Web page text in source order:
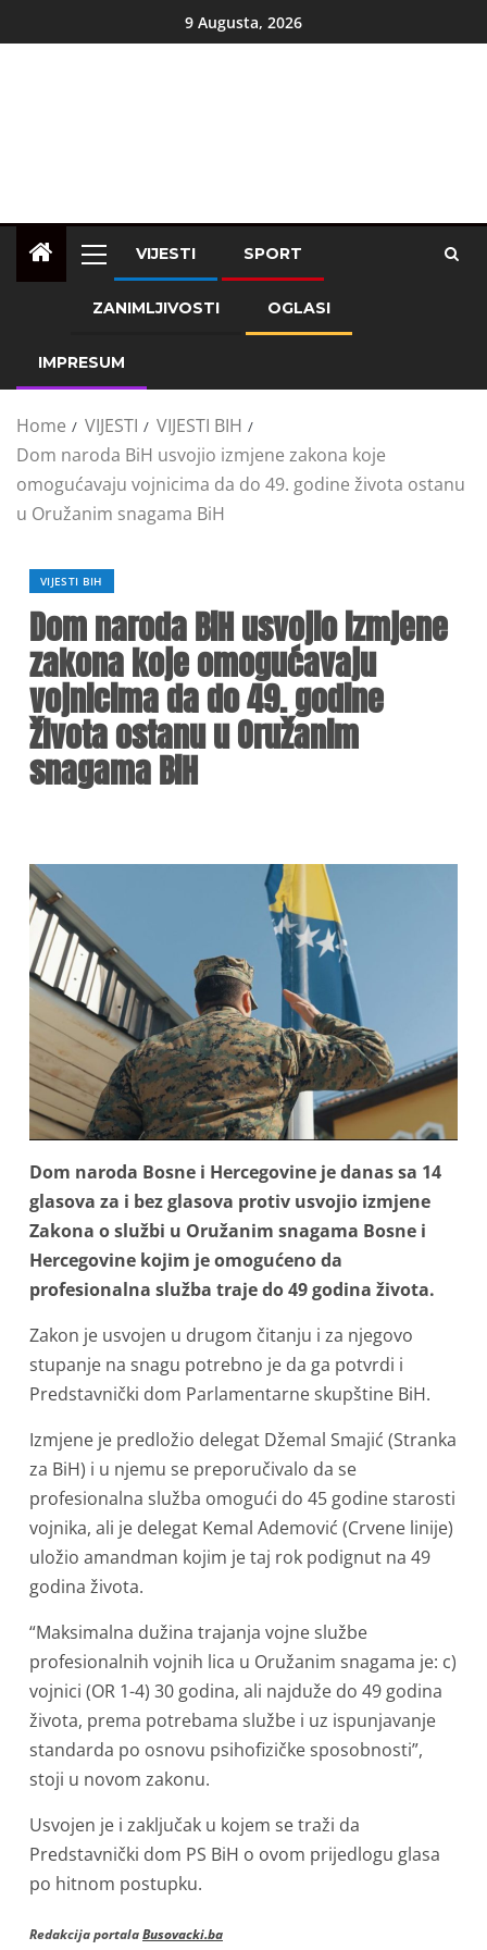
9 Augusta, 2026
VIJESTI SPORT
ZANIMLJIVOSTI OGLASI
IMPRESUM
Home VIJESTI
VIJESTI BIH
Dom naroda BiH usvojio izmjene zakona koje
omogućavaju vojnicima da do 49. godine života ostanu
u Oružanim snagama BiH
VIJESTI BIH
Dom naroda BiH usvojio izmjene
zakona koje omogućavaju
vojnicima da do 49. godine
života ostanu u Oružanim
snagama BiH
Dom naroda Bosne i Hercegovine je danas sa 14
glasova za i bez glasova protiv usvojio izmjene
Zakona o službi u Oružanim snagama Bosne i
Hercegovine kojim je omogućeno da
profesionalna služba traje do 49 godina života.
Zakon je usvojen u drugom čitanju i za njegovo
stupanje na snagu potrebno je da ga potvrdi i
Predstavnički dom Parlamentarne skupštine BiH.
Izmjene je predložio delegat Džemal Smajić (Stranka
za BiH) i u njemu se preporučivalo da se
profesionalna služba omogući do 45 godine starosti
vojnika, ali je delegat Kemal Ademović (Crvene linije)
uložio amandman kojim je taj rok podignut na 49
godina života.
“Maksimalna dužina trajanja vojne službe
profesionalnih vojnih lica u Oružanim snagama je: c)
vojnici (OR 1-4) 30 godina, ali najduže do 49 godina
života, prema potrebama službe i uz ispunjavanje
standarda po osnovu psihofizičke sposobnosti”,
stoji u novom zakonu.
Usvojen je i zaključak u kojem se traži da
Predstavnički dom PS BiH o ovom prijedlogu glasa
po hitnom postupku.
Redakcija portalaBusovacki.ba